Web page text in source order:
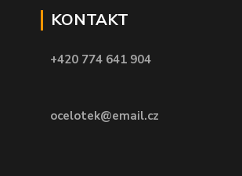
KONTAKT
+420 774 641 904
ocelotek@email.cz